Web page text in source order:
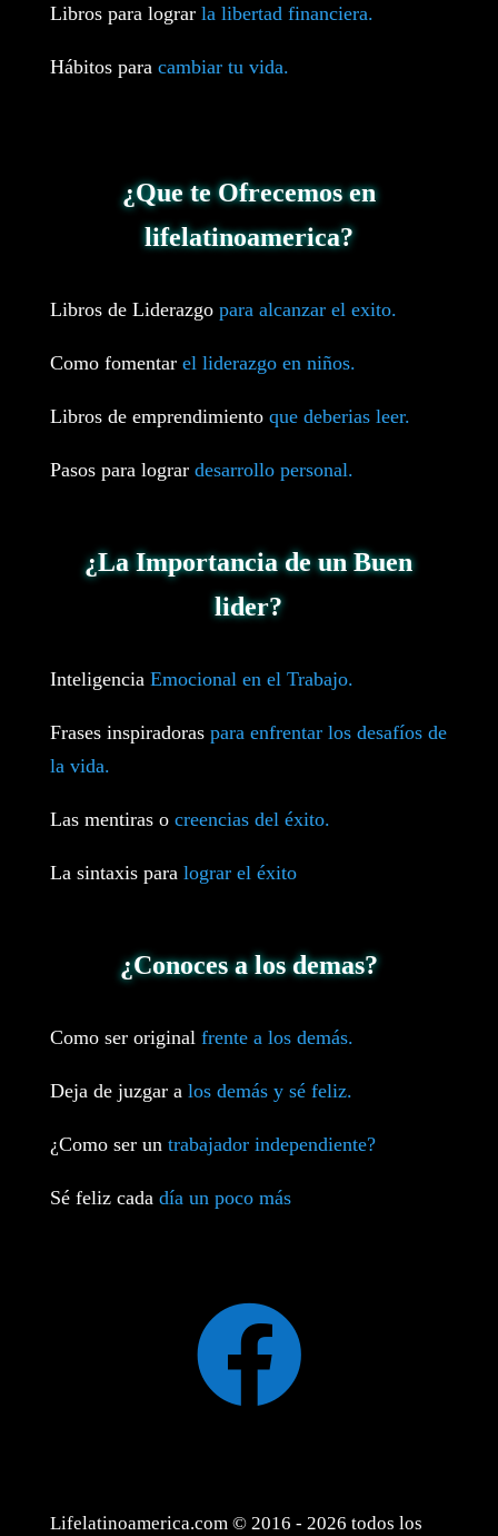
Libros para lograr la libertad financiera.
Hábitos para cambiar tu vida.
¿Que te Ofrecemos en
lifelatinoamerica?
Libros de Liderazgopara alcanzar el exito.
Como fomentar el liderazgo en niños.
Libros de emprendimiento que deberias leer.
Pasos para lograr desarrollo personal.
¿La Importancia de un Buen
lider?
Inteligencia Emocional en el Trabajo.
Frases inspiradoras para enfrentar los desafíos de
la vida.
Las mentiras o creencias del éxito.
La sintaxis para lograr el éxito
¿Conoces a los demas?
Como ser original frente a los demás.
Deja de juzgar a los demás y sé feliz.
¿Como ser un trabajador independiente?
Sé feliz cada día un poco más

Lifelatinoamerica.com © 2016 - 2026 todos los